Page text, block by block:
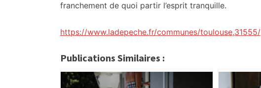
franchement de quoi partir l’esprit tranquille.
https://www.ladepeche.fr/communes/toulouse,31555/
Publications Similaires :